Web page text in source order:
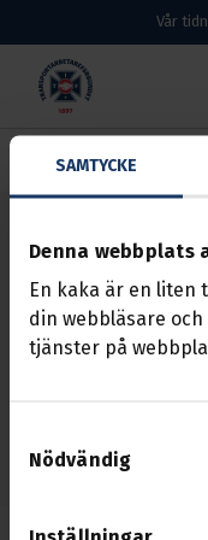
SAMTYCKE
Denna webbplats
En kaka är en liten
din webbläsare
tjänster på
Nödvändig
Skippa till Vår
Start Other
English
Deutsch